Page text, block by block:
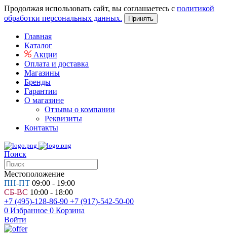
Продолжая использовать сайт, вы соглашаетесь с политикой
обработки персональных данных.
Принять
Главная
Каталог
Акции
Оплата и доставка
Магазины
Бренды
Гарантии
О магазине
Отзывы о компании
Реквизиты
Контакты
Поиск
Местоположение
ПН-ПТ 09:00 - 19:00
СБ-ВС 10:00 - 18:00
+7 (495)-128-86-90 +7 (917)-542-50-00
0 Избранное 0 Корзина
Войти